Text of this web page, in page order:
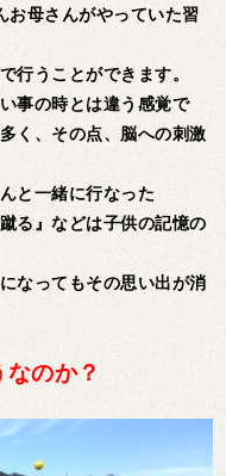
お母さんがやっていた習
行うことができます。
事の時とは違う感覚で
く、その点、脳への刺激
と一緒に行なった
る』などは子供の記憶の
なってもその思い出が消
のか？